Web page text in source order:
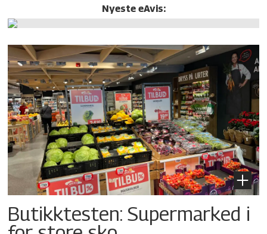
Nyeste eAvis:
Butikktesten: Supermarked i